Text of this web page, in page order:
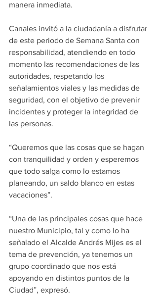
manera inmediata.
Canales invitó a la ciudadanía a disfrutar
de este periodo de Semana Santa con
responsabilidad, atendiendo en todo
momento las recomendaciones de las
autoridades, respetando los
señalamientos viales y las medidas de
seguridad, con el objetivo de prevenir
incidentes y proteger la integridad de
las personas.
“Queremos que las cosas que se hagan
con tranquilidad y orden y esperemos
que todo salga como lo estamos
planeando, un saldo blanco en estas
vacaciones”.
“Una de las principales cosas que hace
nuestro Municipio, tal y como lo ha
señalado el Alcalde Andrés Mijes es el
tema de prevención, ya tenemos un
grupo coordinado que nos está
apoyando en distintos puntos de la
Ciudad”, expresó.